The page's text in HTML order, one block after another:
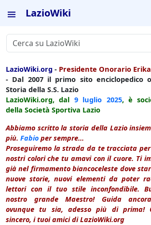
LazioWiki
LazioWiki.org - Presidente Onorario
- Dal 2007 il primo sito enciclopedico
Storia della S.S. Lazio
LazioWiki.org, dal 9 luglio 2025, è
della Società Sportiva Lazio
Abbiamo scritto la storia della Lazio
più. Fabio per sempre...
Proseguiremo la strada da te tracciata
nostri colori che tu amavi con il cuore. Ti
già nel firmamento biancoceleste dove
nuove storie, nuovi elementi da poter
lettori con il tuo stile inconfondibile.
nostro grande Maestro! Guida
ovunque tu sia, adesso più di prima!
sincero, i tuoi amici di LazioWiki.org